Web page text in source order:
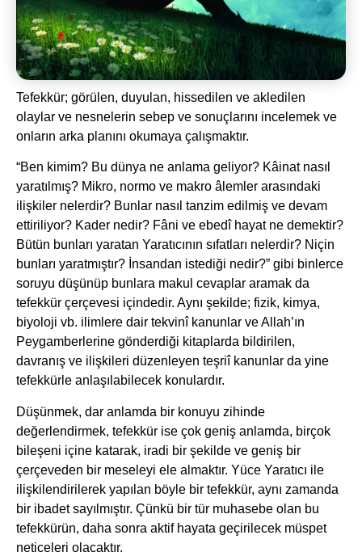
Tefekkür; görülen, duyulan, hissedilen ve akledilen
olaylar ve nesnelerin sebep ve sonuçlarını incelemek ve
onların arka planını okumaya çalışmaktır.
“Ben kimim? Bu dünya ne anlama geliyor? Kâinat nasıl
yaratılmış? Mikro, normo ve makro âlemler arasındaki
ilişkiler nelerdir? Bunlar nasıl tanzim edilmiş ve devam
ettiriliyor? Kader nedir? Fâni ve ebedî hayat ne demektir?
Bütün bunları yaratan Yaratıcının sıfatları nelerdir? Niçin
bunları yaratmıştır? İnsandan istediği nedir?” gibi binlerce
soruyu düşünüp bunlara makul cevaplar aramak da
tefekkür çerçevesi içindedir. Aynı şekilde; fizik, kimya,
biyoloji vb. ilimlere dair tekvinî kanunlar ve Allah’ın
Peygamberlerine gönderdiği kitaplarda bildirilen,
davranış ve ilişkileri düzenleyen teşriî kanunlar da yine
tefekkürle anlaşılabilecek konulardır.
Düşünmek, dar anlamda bir konuyu zihinde
değerlendirmek, tefekkür ise çok geniş anlamda, birçok
bileşeni içine katarak, iradi bir şekilde ve geniş bir
çerçeveden bir meseleyi ele almaktır. Yüce Yaratıcı ile
ilişkilendirilerek yapılan böyle bir tefekkür, aynı zamanda
bir ibadet sayılmıştır. Çünkü bir tür muhasebe olan bu
tefekkürün, daha sonra aktif hayata geçirilecek müspet
neticeleri olacaktır.